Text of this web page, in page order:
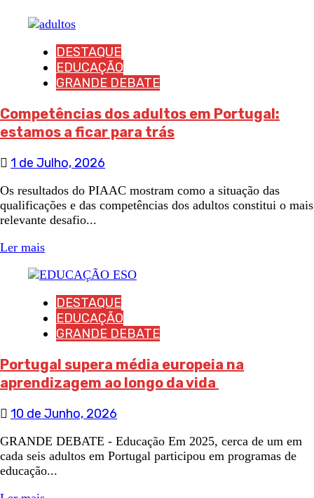
DESTAQUE
EDUCAÇÃO
GRANDE DEBATE
Competências dos adultos em Portugal:
estamos a ficar para trás
1 de Julho, 2026
Os resultados do PIAAC mostram como a situação das
qualificações e das competências dos adultos constitui o mais
relevante desafio...
Ler mais
DESTAQUE
EDUCAÇÃO
GRANDE DEBATE
Portugal supera média europeia na
aprendizagem ao longo da vida
10 de Junho, 2026
GRANDE DEBATE - Educação Em 2025, cerca de um em
cada seis adultos em Portugal participou em programas de
educação...